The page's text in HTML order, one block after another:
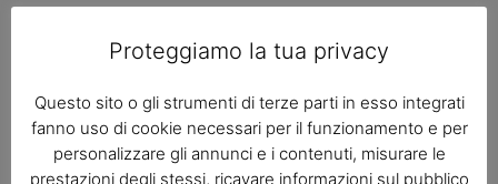
semplificando, le capacità di pensiero e
la cognizione sociale, cioè l’attività
mentale attraverso la quale interagiamo
con gli altri;
Proteggiamo la tua privacy
Questo sito o gli strumenti di terze parti in esso integrati
fanno uso di cookie necessari per il funzionamento e per
personalizzare gli annunci e i contenuti, misurare le
prestazioni degli stessi, ricavare informazioni sul pubblico